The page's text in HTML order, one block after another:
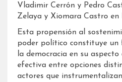
Vladimir Cerrón y Pedro
Zelaya y Xiomara Castro en
Esta propensión al
poder político constituye un
la democracia en su
efectiva entre opciones
actores que